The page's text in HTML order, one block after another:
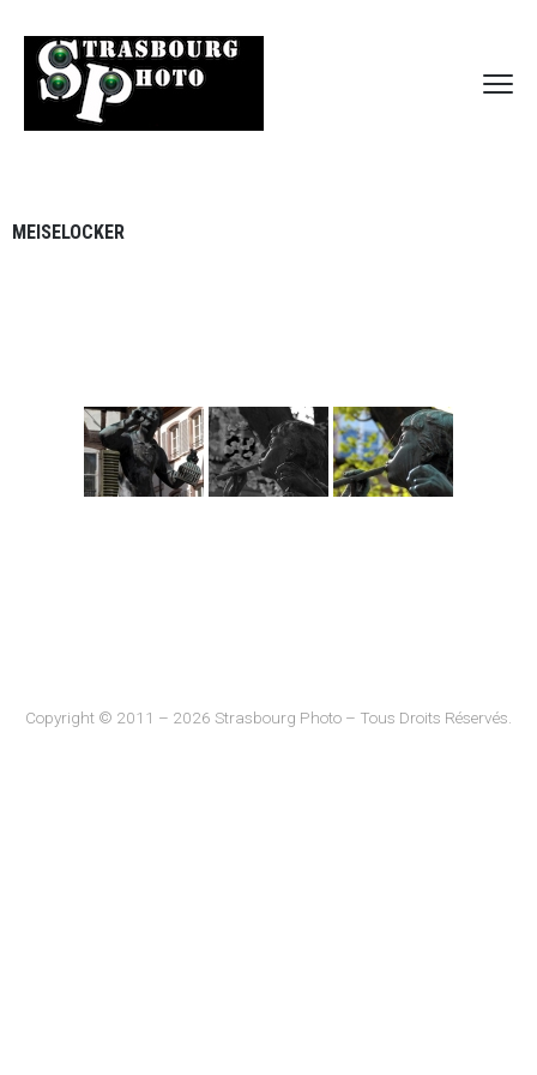
MEISELOCKER
Copyright © 2011 – 2026 Strasbourg Photo – Tous Droits Réservés.